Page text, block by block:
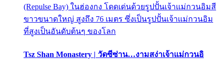
(Repulse Bay) ในฮ่องกง โดดเด่นด้วยรูปปั้นเจ้าแม่กวนอิมสี
ขาวขนาดใหญ่ สูงถึง 76 เมตร ซึ่งเป็นรูปปั้นเจ้าแม่กวนอิม
ที่สูงเป็นอันดับต้นๆ ของโลก
Tsz Shan Monastery | วัดซีซ่าน…งามสง่าเจ้าแม่กวนอิ